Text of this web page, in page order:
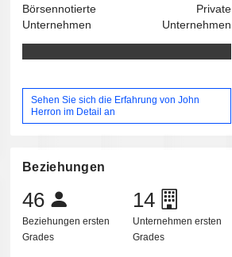
Börsennotierte
Unternehmen
Private
Unternehmen
Sehen Sie sich die Erfahrung von John
Herron im Detail an
Beziehungen
46
Beziehungen ersten
Grades
14
Unternehmen ersten
Grades